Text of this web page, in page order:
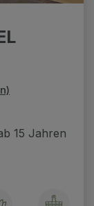
15 Jahren